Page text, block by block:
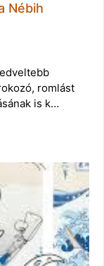
Nébih
romlást
is k…